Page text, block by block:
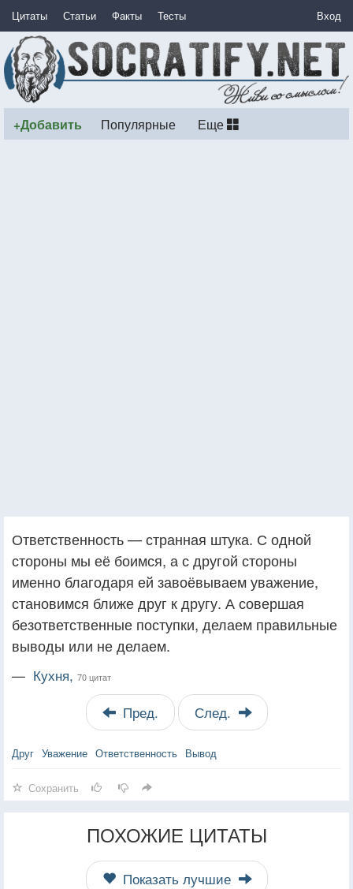
Цитаты Статьи Факты Тесты Вход
+Добавить Популярные Еще
Ответственность — странная штука. С одной
стороны мы её боимся, а с другой стороны
именно благодаря ей завоёвываем уважение,
становимся ближе друг к другу. А совершая
безответственные поступки, делаем правильные
выводы или не делаем.
— Кухня, 70 цитат
Пред. След.
Друг Уважение Ответственность Вывод
Сохранить
ПОХОЖИЕ ЦИТАТЫ
Показать лучшие